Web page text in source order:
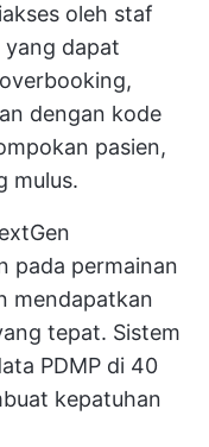
oleh staf
yang dapat
dengan kode
pasien,
mulus.
pada permainan
mendapatkan
tepat. Sistem
PDMP di 40
kepatuhan